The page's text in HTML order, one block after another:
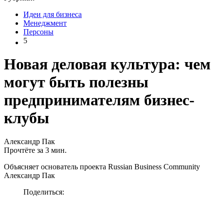
Идеи для бизнеса
Менеджмент
Персоны
5
Новая деловая культура: чем
могут быть полезны
предпринимателям бизнес-
клубы
Александр Пак
Прочтёте за 3 мин.
Объясняет основатель проекта Russian Business Community
Александр Пак
Поделиться: